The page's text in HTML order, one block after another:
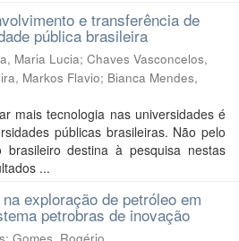
e transferência de
pública brasileira
Maria Lucia; Chaves Vasconcelos,
Markos Flavio; Bianca Mendes,
mais tecnologia nas universidades é
públicas brasileiras. Não pelo
destina à pesquisa nestas
...
exploração de petróleo em
petrobras de inovação